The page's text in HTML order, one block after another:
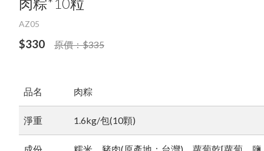
調味醬料類
其他說明
AZ05
$330 原價：$335
品名 肉粽
淨重 1.6kg/包(10顆)